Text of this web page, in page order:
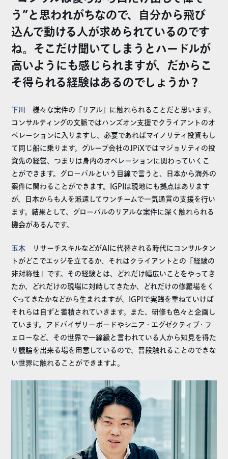
う”と思われがちなので、自分から飛び
込んで動ける人が求められているのです
ね。そこだけ聞いてしまうとハードルが
高いようにも感じられますが、だからこ
そ得られる経験はあるのでしょうか？
下川
様々な案件の「リアル」に触れられることだと思います。
コンサルティングの文脈ではハンズオン支援でクライアントのオ
ペレーションに入りますし、必要であればマイノリティ投資もし
て同じ船に乗ります。グループ会社のJPiXではマジョリティの投
資先の経営、つまりは身内のオペレーションに関わっていくこ
とができます。グローバルという目線で言うと、日本から海外の
案件に関わることができます。IGPIは現地にも拠点はあります
が、日本からも人を派遣してワンチームで一気通貫の支援を行い
ます。結果として、グローバルのリアルな案件に深く触れられる
機会があるんです。
玉木
リサーチスキルなどがAIに代替される時代にコンサルタン
トがどこでエッジを立てるか、それはクライアントとの「経験の
非対称性」です。その経験とは、どれだけ幅広いことをやってき
たか、どれだけの現場に対峙してきたか、どれだけの修羅場をく
ぐってきたかなどから生まれますが、IGPIで実践を重ねていけば
それらは自ずと蓄積されていきます。また、研修も色々と企画し
ています。アドバイザリーボードやシニア・エグゼクティブ・フ
ェローなど、その世界で一線級と言われている人から知見を得た
り議論を出来る場を用意しているので、普段触れることのできな
い世界に触れることができますよ。